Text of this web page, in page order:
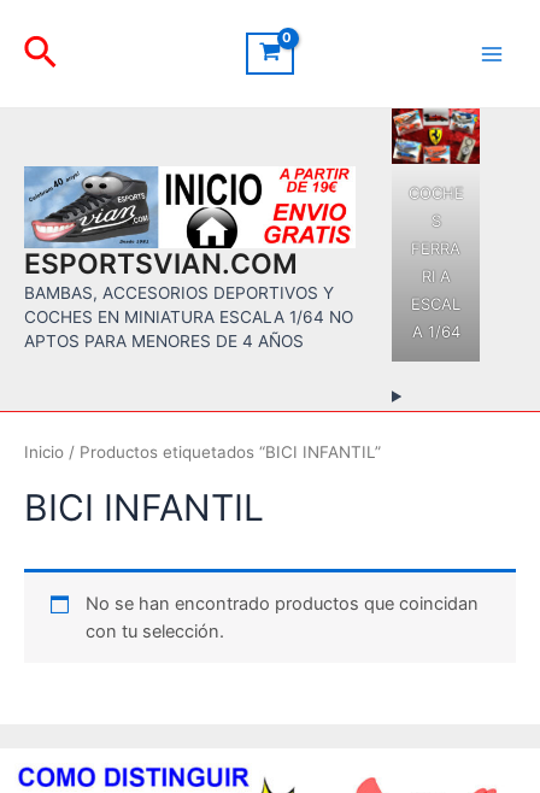
contenido
Buscar
ESPORTSVIAN.COM
BAMBAS, ACCESORIOS DEPORTIVOS Y
COCHES EN MINIATURA ESCALA 1/64 NO
APTOS PARA MENORES DE 4 AÑOS
COCHE
S
FERRA
RI A
ESCAL
A 1/64
Inicio / Productos etiquetados “BICI INFANTIL”
BICI INFANTIL
No se han encontrado productos que coincidan
con tu selección.